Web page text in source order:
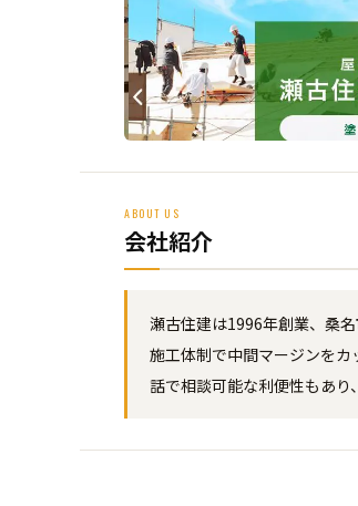
ABOUT US
会社紹介
瀬古住建は1996年創業、桑
施工体制で中間マージンを
話で相談可能な利便性もあり